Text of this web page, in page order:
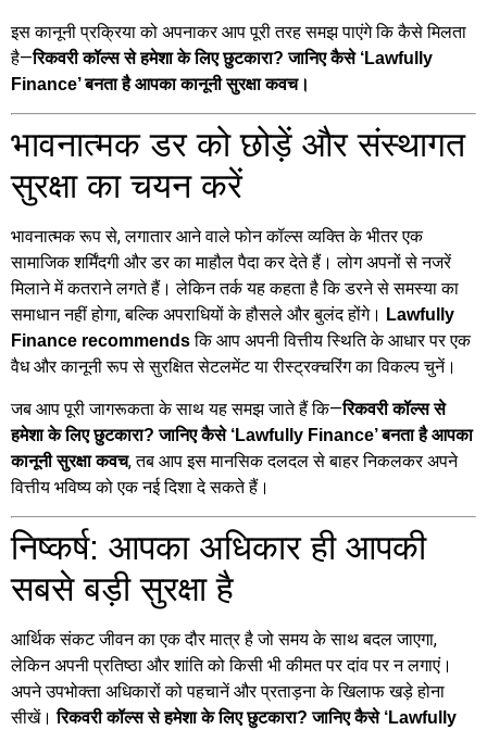
इस कानूनी प्रक्रिया को अपनाकर आप पूरी तरह समझ पाएंगे कि कैसे मिलता
है—रिकवरी कॉल्स से हमेशा के लिए छुटकारा? जानिए कैसे ‘Lawfully
Finance’ बनता है आपका कानूनी सुरक्षा कवच।
भावनात्मक डर को छोड़ें और संस्थागत
सुरक्षा का चयन करें
भावनात्मक रूप से, लगातार आने वाले फोन कॉल्स व्यक्ति के भीतर एक
सामाजिक शर्मिंदगी और डर का माहौल पैदा कर देते हैं। लोग अपनों से नजरें
मिलाने में कतराने लगते हैं। लेकिन तर्क यह कहता है कि डरने से समस्या का
समाधान नहीं होगा, बल्कि अपराधियों के हौसले और बुलंद होंगे।
Lawfully
Finance recommendsकि आप अपनी वित्तीय स्थिति के आधार पर एक
वैध और कानूनी रूप से सुरक्षित सेटलमेंट या रीस्ट्रक्चरिंग का विकल्प चुनें।
जब आप पूरी जागरूकता के साथ यह समझ जाते हैं कि—रिकवरी कॉल्स से
हमेशा के लिए छुटकारा? जानिए कैसे ‘Lawfully Finance’ बनता है आपका
कानूनी सुरक्षा कवच, तब आप इस मानसिक दलदल से बाहर निकलकर अपने
वित्तीय भविष्य को एक नई दिशा दे सकते हैं।
निष्कर्ष: आपका अधिकार ही आपकी
सबसे बड़ी सुरक्षा है
आर्थिक संकट जीवन का एक दौर मात्र है जो समय के साथ बदल जाएगा,
लेकिन अपनी प्रतिष्ठा और शांति को किसी भी कीमत पर दांव पर न लगाएं।
अपने उपभोक्ता अधिकारों को पहचानें और प्रताड़ना के खिलाफ खड़े होना
सीखें।रिकवरी कॉल्स से हमेशा के लिए छुटकारा? जानिए कैसे ‘Lawfully